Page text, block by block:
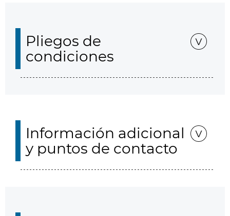
Pliegos de
condiciones
Información adicional
y puntos de contacto